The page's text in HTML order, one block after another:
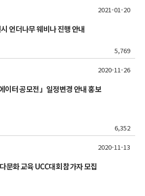
언더나무 웨비나 진행 안내
5,769
2021-01-20
이터 공모전」일정변경 안내 홍보
6,352
2020-11-26
문화 교육 UCC대회 참가자 모집
2020-11-13